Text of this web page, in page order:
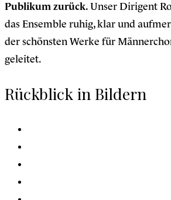
Publikum zurück. Unser Dirigent
das Ensemble ruhig, klar und
der schönsten Werke für
geleitet.
Rückblick in Bildern